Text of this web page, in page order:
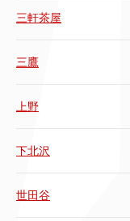
三軒茶屋
三鷹
上野
下北沢
世田谷